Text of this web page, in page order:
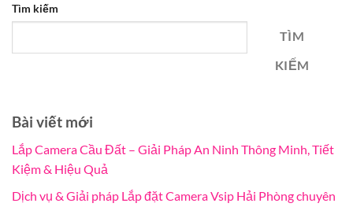
Tìm kiếm
TÌM
KIẾM
Bài viết mới
Lắp Camera Cầu Đất – Giải Pháp An Ninh Thông Minh, Tiết
Kiệm & Hiệu Quả
Dịch vụ & Giải pháp Lắp đặt Camera Vsip Hải Phòng chuyên